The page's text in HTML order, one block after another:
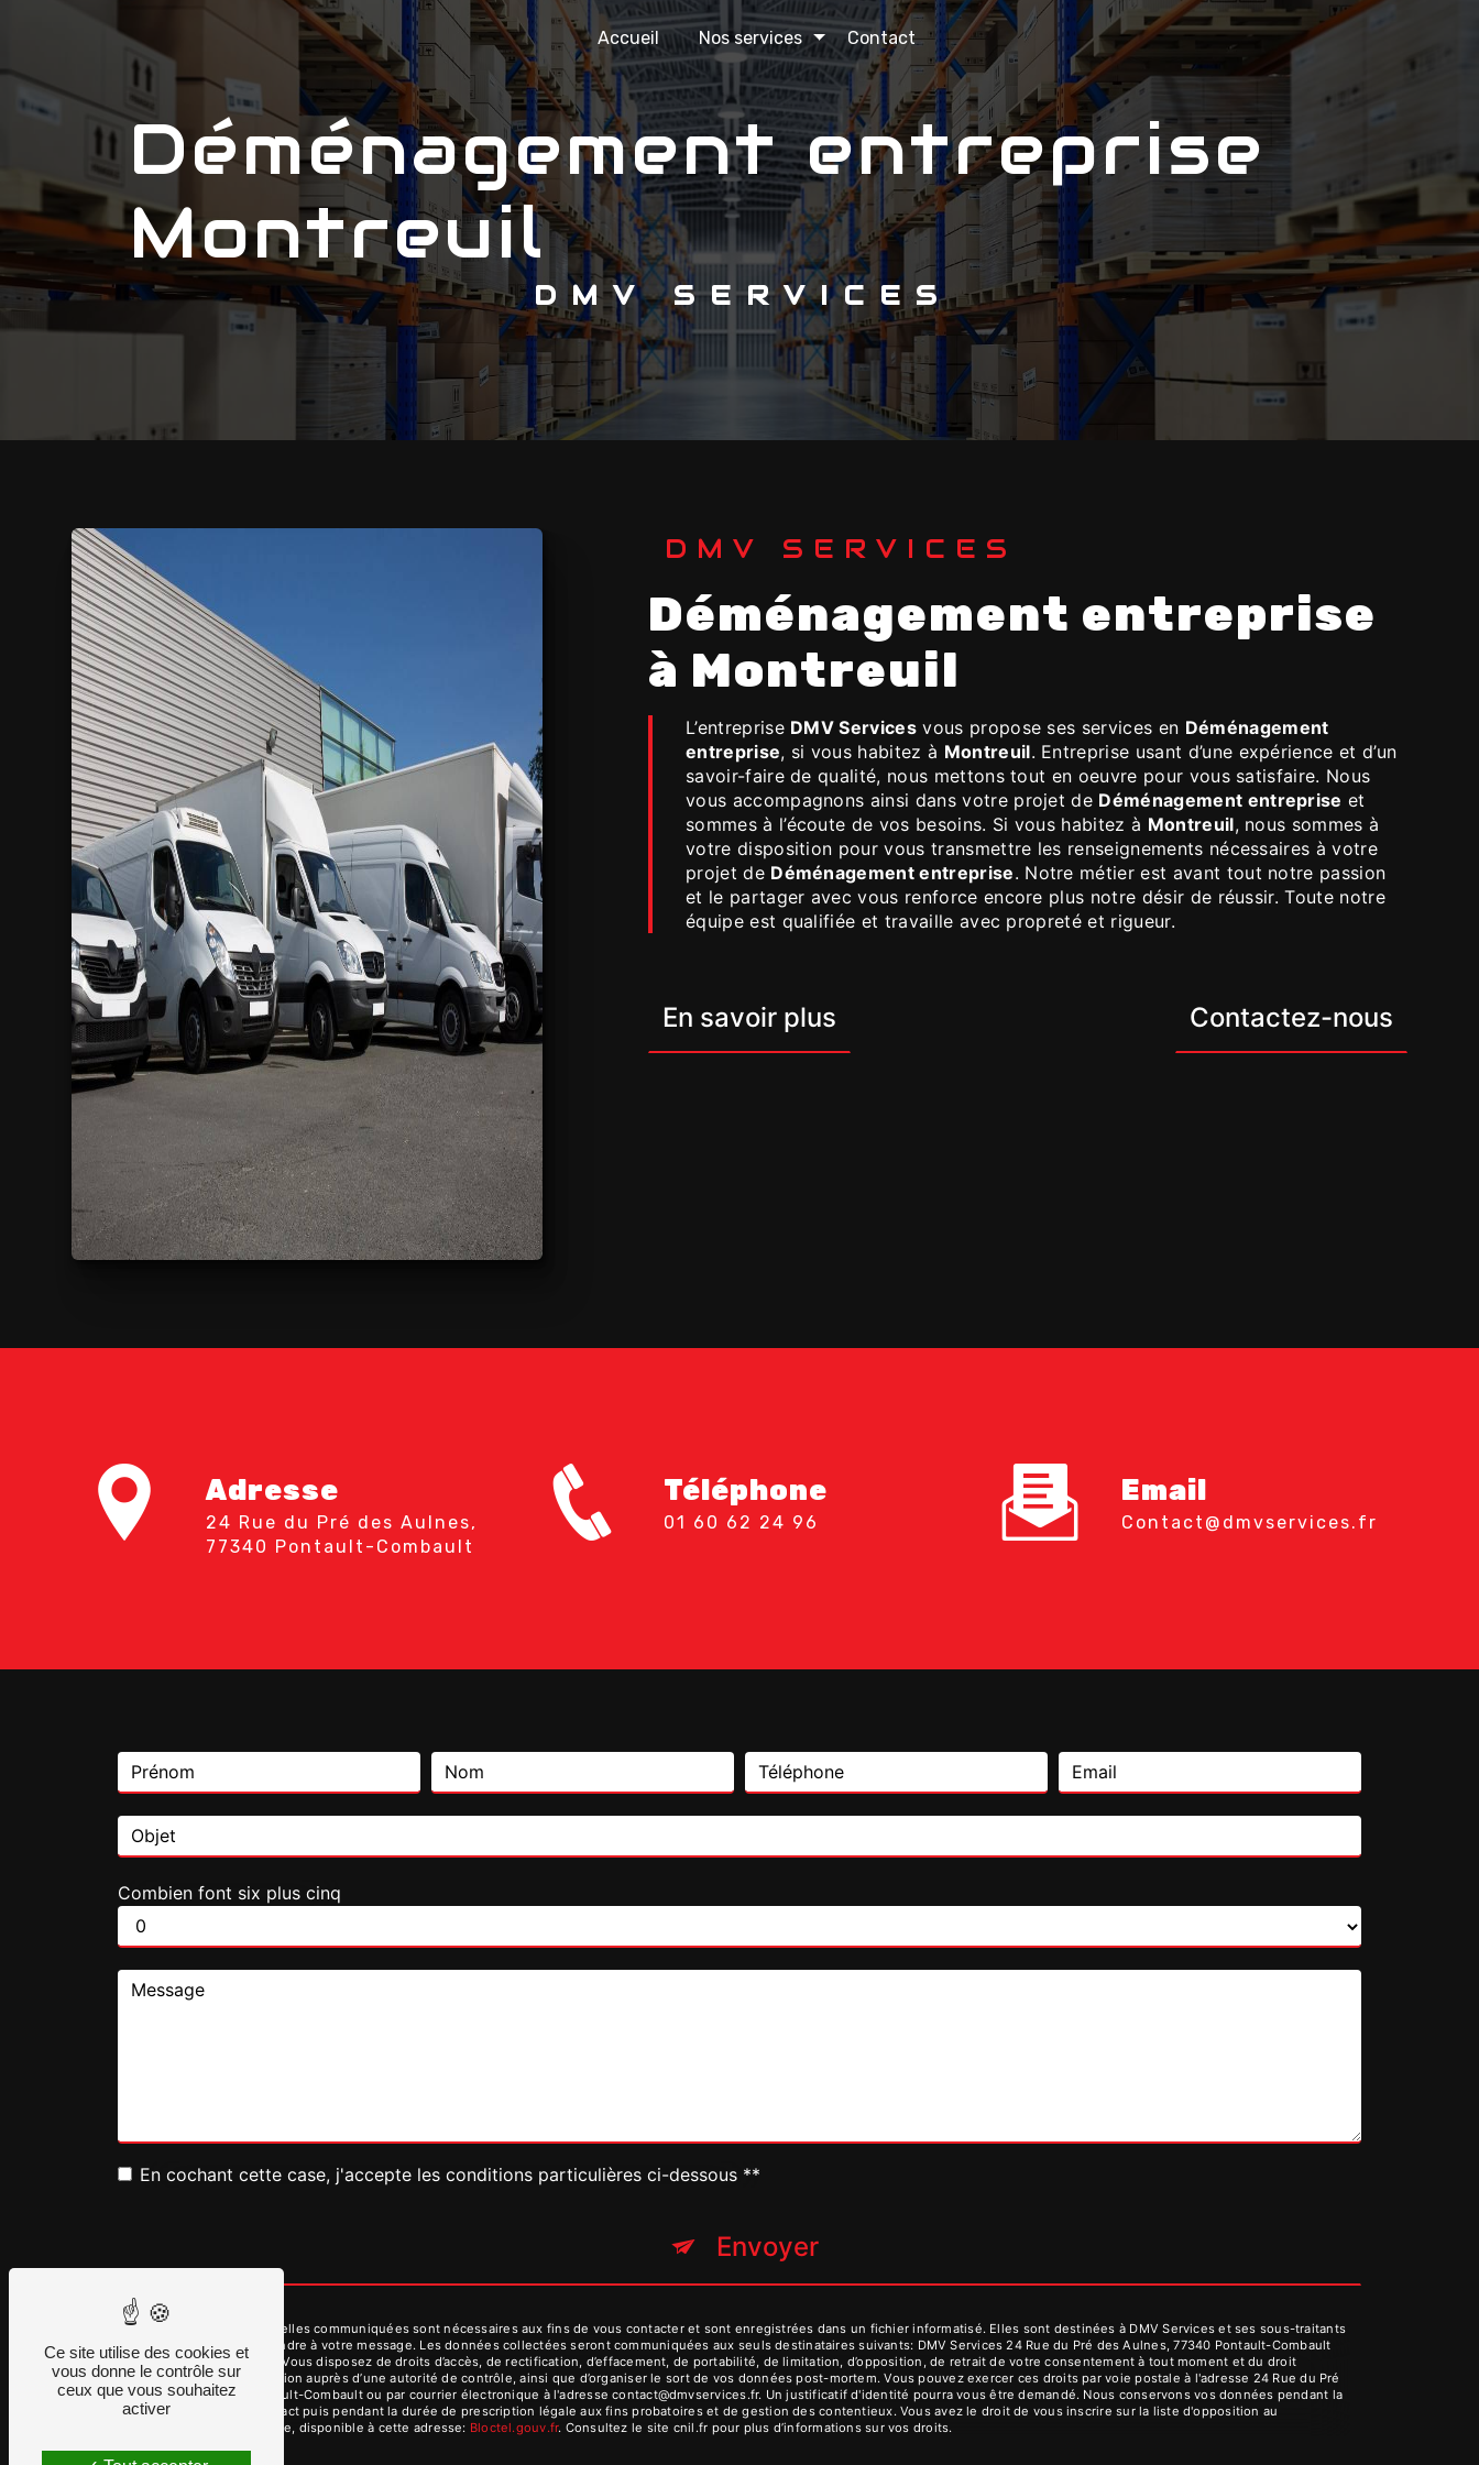
Accueil Nos services Contact
Déménagement entreprise
Montreuil
DMV SERVICES
DMV SERVICES
Déménagement entreprise
à Montreuil
L’entreprise DMV Services vous propose ses services en Déménagement
entreprise, si vous habitez à Montreuil. Entreprise usant d’une expérience et d’un
savoir-faire de qualité, nous mettons tout en oeuvre pour vous satisfaire. Nous
vous accompagnons ainsi dans votre projet de Déménagement entreprise et
sommes à l’écoute de vos besoins. Si vous habitez à Montreuil, nous sommes à
votre disposition pour vous transmettre les renseignements nécessaires à votre
projet de Déménagement entreprise. Notre métier est avant tout notre passion
et le partager avec vous renforce encore plus notre désir de réussir. Toute notre
équipe est qualifiée et travaille avec propreté et rigueur.
En savoir plus Contactez-nous
Adresse
24 Rue du Pré des Aulnes,
77340 Pontault-Combault
Téléphone
01 60 62 24 96
Email
contact@dmvservices.fr
Combien font six plus cinq
En cochant cette case, j'accepte les conditions particulières ci-dessous **
Envoyer
** Les données personnelles communiquées sont nécessaires aux fins de vous contacter et sont enregistrées dans un fichier informatisé. Elles sont destinées à DMV Services et ses sous-traitants
dans le seul but de répondre à votre message. Les données collectées seront communiquées aux seuls destinataires suivants: DMV Services 24 Rue du Pré des Aulnes, 77340 Pontault-Combault
contact@dmvservices.fr. Vous disposez de droits d’accès, de rectification, d’effacement, de portabilité, de limitation, d’opposition, de retrait de votre consentement à tout moment et du droit
d’introduire une réclamation auprès d’une autorité de contrôle, ainsi que d’organiser le sort de vos données post-mortem. Vous pouvez exercer ces droits par voie postale à l'adresse 24 Rue du Pré
des Aulnes, 77340 Pontault-Combault ou par courrier électronique à l'adresse contact@dmvservices.fr. Un justificatif d'identité pourra vous être demandé. Nous conservons vos données pendant la
période de prise de contact puis pendant la durée de prescription légale aux fins probatoires et de gestion des contentieux. Vous avez le droit de vous inscrire sur la liste d'opposition au
démarchage téléphonique, disponible à cette adresse:
Bloctel.gouv.fr. Consultez le site cnil.fr pour plus d’informations sur vos droits.
Ce site utilise des cookies et
vous donne le contrôle sur
ceux que vous souhaitez
activer